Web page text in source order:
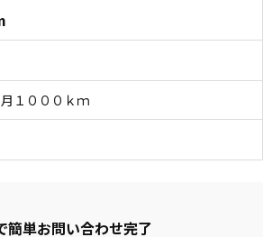
１０００ｋｍ
簡単お問い合わせ完了